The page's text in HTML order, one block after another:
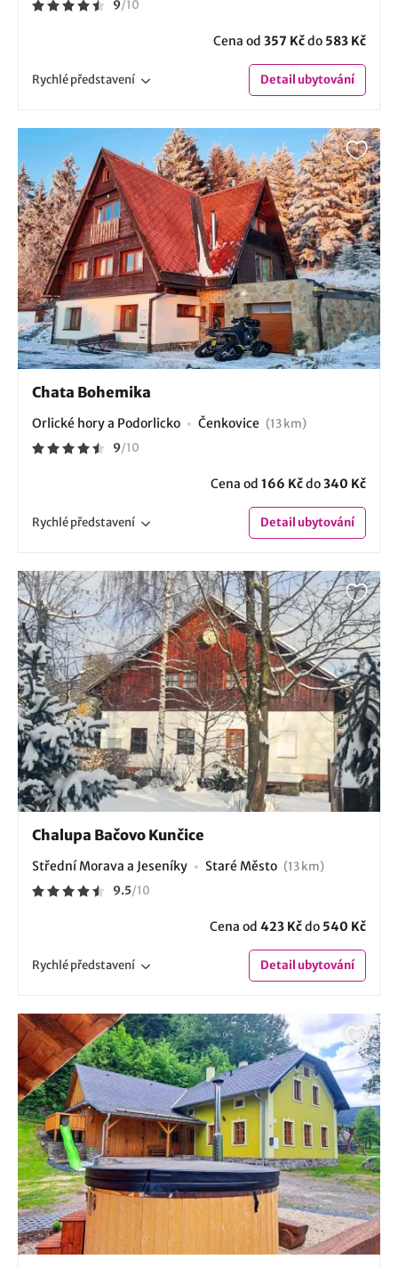
9/10
Cena od 357 Kčdo 583 Kč
Rychlépředstavení Detailubytování
Chata Bohemika
Orlické hory a Podorlicko Čenkovice (13 km)
9/10
Cena od 166 Kčdo340 Kč
Rychlépředstavení Detailubytování
Chalupa Bačovo Kunčice
Střední Morava a Jeseníky Staré Město (13 km)
9.5/10
Cena od 423 Kčdo 540 Kč
Rychlépředstavení Detailubytování